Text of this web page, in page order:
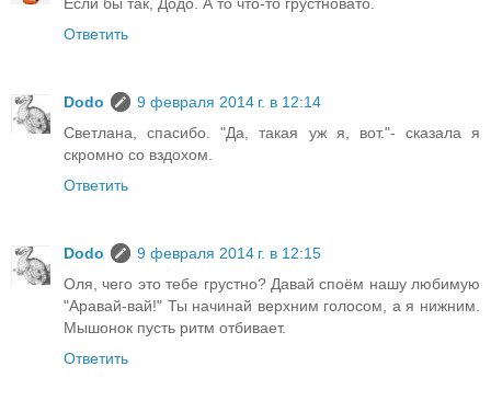
Ответить
Dodo
9 февраля 2014 г. в 12:14
Светлана, спасибо. "Да, такая уж я, вот."- сказала я
скромно со вздохом.
Ответить
Dodo
9 февраля 2014 г. в 12:15
Оля, чего это тебе грустно? Давай споём нашу любимую
"Аравай-вай!" Ты начинай верхним голосом, а я нижним.
Мышонок пусть ритм отбивает.
Ответить